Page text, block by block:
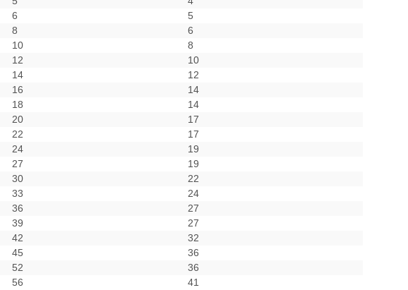
6
5
8
6
10
8
12
10
14
12
16
14
18
14
20
17
22
17
24
19
27
19
30
22
33
24
36
27
39
27
42
32
45
36
52
36
56
41